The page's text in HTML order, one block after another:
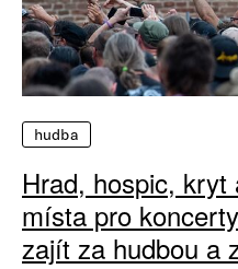
hudba
Hrad, hospic,
místa pro
zajít za hudbou a